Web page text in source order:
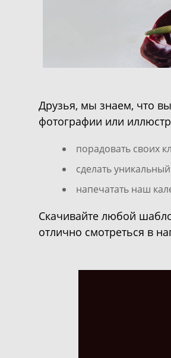
Друзья, мы знаем, что
фотографии или
порадовать своих
сделать
напечатать наш
Скачивайте любой
отлично смотреться в